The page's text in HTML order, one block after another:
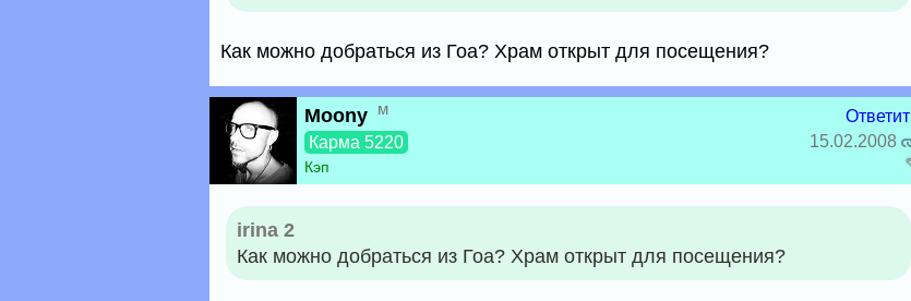
Как можно добраться из Гоа? Храм открыт для посещения?
Moony м
Карма 5220
Кэп
15.02.2008
irina 2
Как можно добраться из Гоа? Храм открыт для посещения?